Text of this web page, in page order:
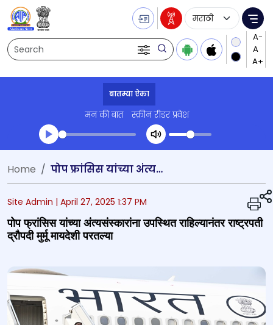
Search
Language
बातम्या ऐका
मन की बात स्क्रीन रीडर प्रवेश
Transcript summary
प्ले ऑडिओ
Home पोप फ्रांसिस यांच्या अंत्यसंस्कारांना उपस्थित राहिल्यानंतर राष्ट्रपती द्रौपदी मुर्मू मायदेशी परतल्या
Site Admin | April 27, 2025 1:37 PM
पोप फ्रांसिस यांच्या अंत्यसंस्कारांना उपस्थित राहिल्यानंतर राष्ट्रपती
द्रौपदी मुर्मू मायदेशी परतल्या